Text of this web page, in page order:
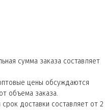
сумма заказа составляет
цены обсуждаются
объема заказа.
срок доставки составляет от 2